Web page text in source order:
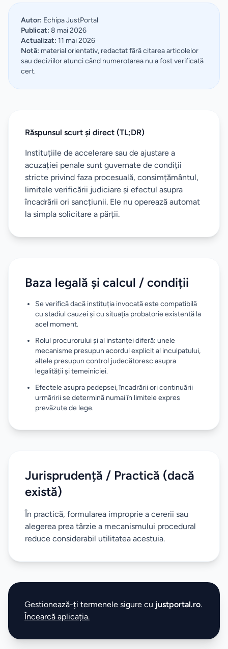
Autor: Echipa JustPortal
Publicat: 8 mai 2026
Actualizat: 11 mai 2026
Notă: material orientativ, redactat fără citarea articolelor
sau deciziilor atunci când numerotarea nu a fost verificată
cert.
Răspunsul scurt și direct (TL;DR)
Instituțiile de accelerare sau de ajustare a
acuzației penale sunt guvernate de condiții
stricte privind faza procesuală, consimțământul,
limitele verificării judiciare și efectul asupra
încadrării ori sancțiunii. Ele nu operează automat
la simpla solicitare a părții.
Baza legală și calcul / condiții
Se verifică dacă instituția invocată este compatibilă
cu stadiul cauzei și cu situația probatorie existentă la
acel moment.
Rolul procurorului și al instanței diferă: unele
mecanisme presupun acordul explicit al inculpatului,
altele presupun control judecătoresc asupra
legalității și temeiniciei.
Efectele asupra pedepsei, încadrării ori continuării
urmăririi se determină numai în limitele expres
prevăzute de lege.
Jurisprudență / Practică (dacă
există)
În practică, formularea improprie a cererii sau
alegerea prea târzie a mecanismului procedural
reduce considerabil utilitatea acestuia.
Gestionează-ți termenele sigure cu justportal.ro.
Încearcă aplicația.